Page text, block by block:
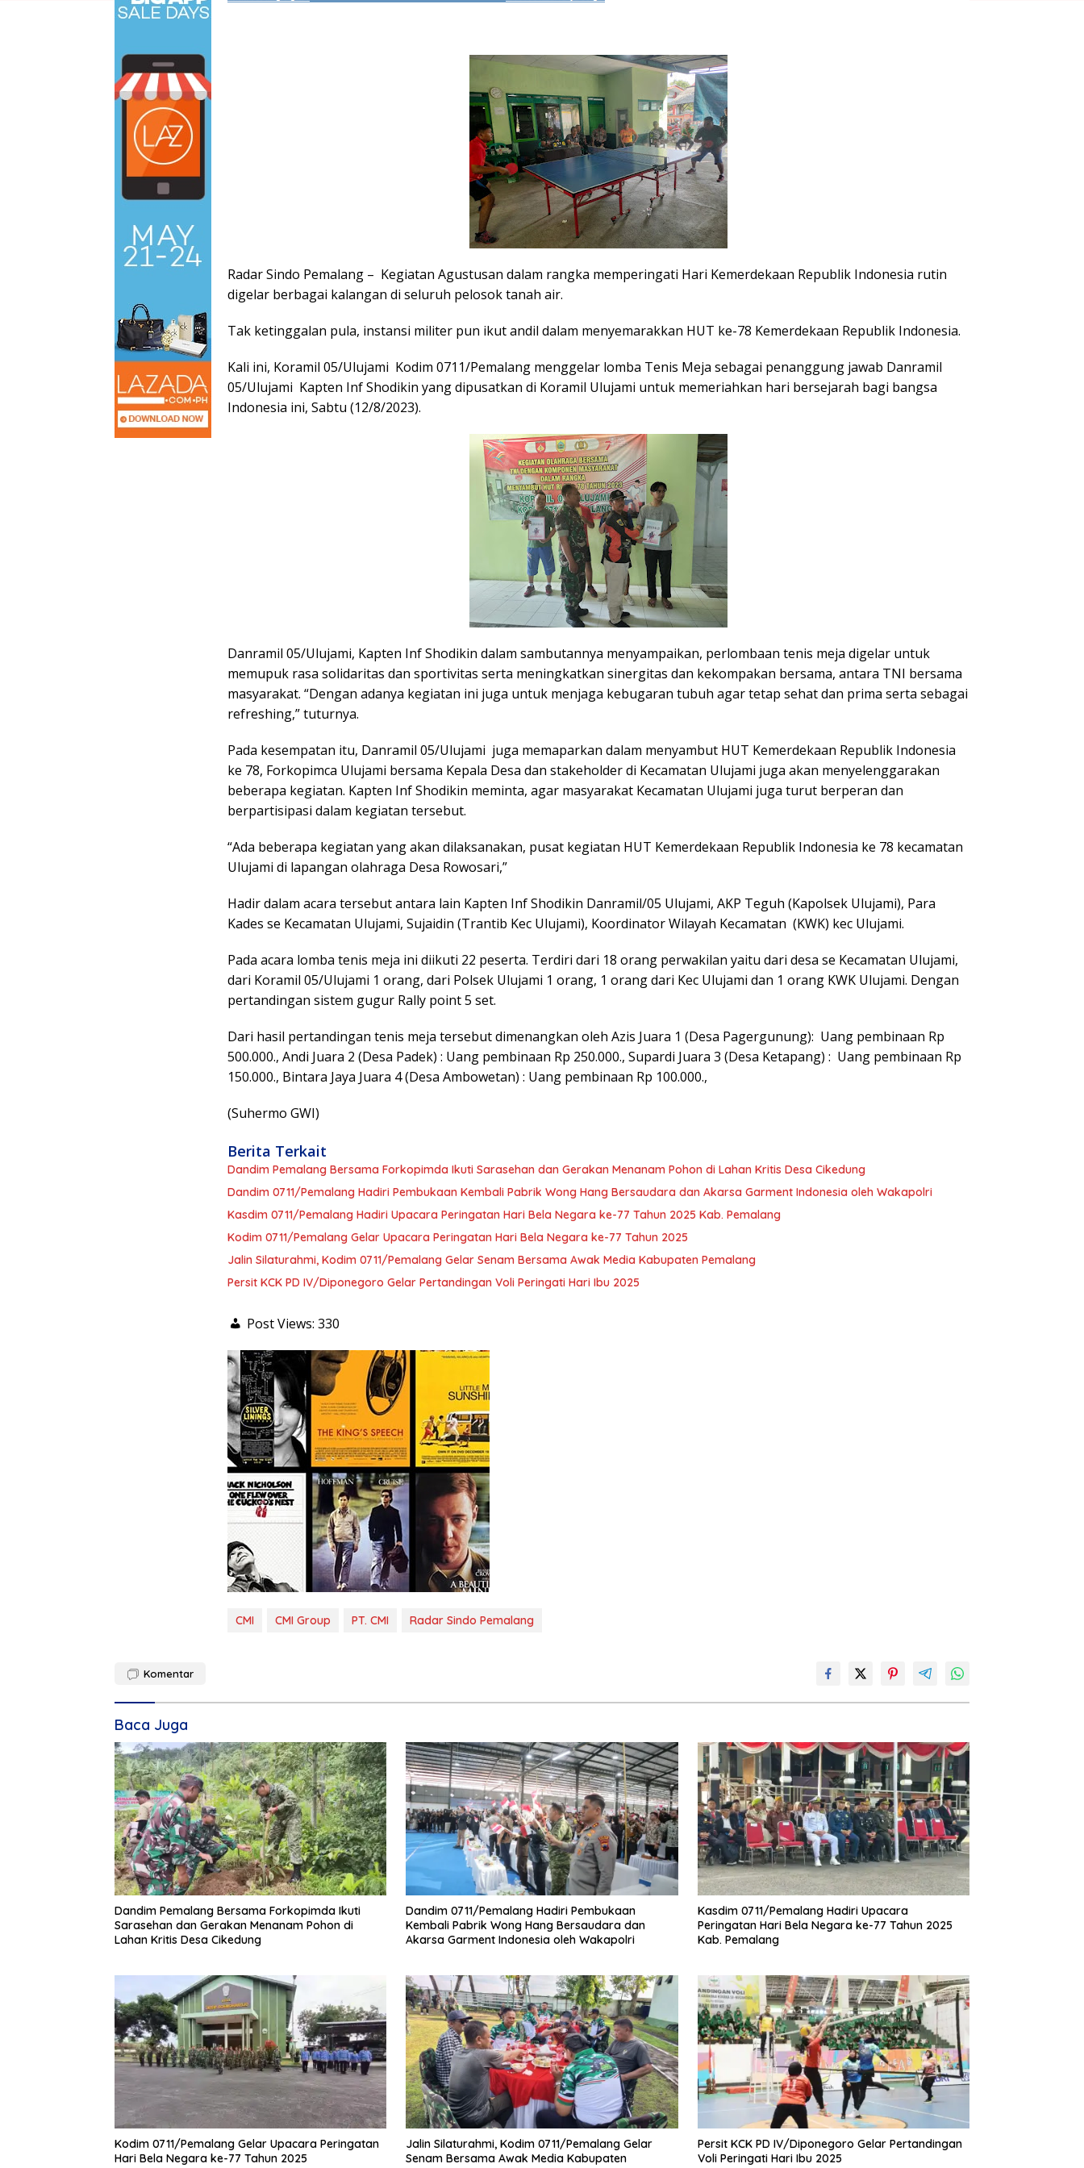
Radar Sindo Pemalang – Kegiatan Agustusan dalam rangka memperingati Hari Kemerdekaan Republik Indonesia rutin
digelar berbagai kalangan di seluruh pelosok tanah air.
Tak ketinggalan pula, instansi militer pun ikut andil dalam menyemarakkan HUT ke-78 Kemerdekaan Republik Indonesia.
Kali ini, Koramil 05/Ulujami Kodim 0711/Pemalang menggelar lomba Tenis Meja sebagai penanggung jawab Danramil
05/Ulujami Kapten Inf Shodikin yang dipusatkan di Koramil Ulujami untuk memeriahkan hari bersejarah bagi bangsa
Indonesia ini, Sabtu (12/8/2023).
Danramil 05/Ulujami, Kapten Inf Shodikin dalam sambutannya menyampaikan, perlombaan tenis meja digelar untuk
memupuk rasa solidaritas dan sportivitas serta meningkatkan sinergitas dan kekompakan bersama, antara TNI bersama
masyarakat. “Dengan adanya kegiatan ini juga untuk menjaga kebugaran tubuh agar tetap sehat dan prima serta sebagai
refreshing,” tuturnya.
Pada kesempatan itu, Danramil 05/Ulujami juga memaparkan dalam menyambut HUT Kemerdekaan Republik Indonesia
ke 78, Forkopimca Ulujami bersama Kepala Desa dan stakeholder di Kecamatan Ulujami juga akan menyelenggarakan
beberapa kegiatan. Kapten Inf Shodikin meminta, agar masyarakat Kecamatan Ulujami juga turut berperan dan
berpartisipasi dalam kegiatan tersebut.
“Ada beberapa kegiatan yang akan dilaksanakan, pusat kegiatan HUT Kemerdekaan Republik Indonesia ke 78 kecamatan
Ulujami di lapangan olahraga Desa Rowosari,”
Hadir dalam acara tersebut antara lain Kapten Inf Shodikin Danramil/05 Ulujami, AKP Teguh (Kapolsek Ulujami), Para
Kades se Kecamatan Ulujami, Sujaidin (Trantib Kec Ulujami), Koordinator Wilayah Kecamatan (KWK) kec Ulujami.
Pada acara lomba tenis meja ini diikuti 22 peserta. Terdiri dari 18 orang perwakilan yaitu dari desa se Kecamatan Ulujami,
dari Koramil 05/Ulujami 1 orang, dari Polsek Ulujami 1 orang, 1 orang dari Kec Ulujami dan 1 orang KWK Ulujami. Dengan
pertandingan sistem gugur Rally point 5 set.
Dari hasil pertandingan tenis meja tersebut dimenangkan oleh Azis Juara 1 (Desa Pagergunung): Uang pembinaan Rp
500.000., Andi Juara 2 (Desa Padek) : Uang pembinaan Rp 250.000., Supardi Juara 3 (Desa Ketapang) : Uang pembinaan Rp
150.000., Bintara Jaya Juara 4 (Desa Ambowetan) : Uang pembinaan Rp 100.000.,
(Suhermo GWI)
Berita Terkait
Dandim Pemalang Bersama Forkopimda Ikuti Sarasehan dan Gerakan Menanam Pohon di Lahan Kritis Desa Cikedung
Dandim 0711/Pemalang Hadiri Pembukaan Kembali Pabrik Wong Hang Bersaudara dan Akarsa Garment Indonesia oleh Wakapolri
Kasdim 0711/Pemalang Hadiri Upacara Peringatan Hari Bela Negara ke-77 Tahun 2025 Kab. Pemalang
Kodim 0711/Pemalang Gelar Upacara Peringatan Hari Bela Negara ke-77 Tahun 2025
Jalin Silaturahmi, Kodim 0711/Pemalang Gelar Senam Bersama Awak Media Kabupaten Pemalang
Persit KCK PD IV/Diponegoro Gelar Pertandingan Voli Peringati Hari Ibu 2025
Post Views: 330
CMI CMI Group PT. CMI Radar Sindo Pemalang
Komentar
Baca Juga
Dandim Pemalang Bersama Forkopimda Ikuti
Sarasehan dan Gerakan Menanam Pohon di
Lahan Kritis Desa Cikedung
Dandim 0711/Pemalang Hadiri Pembukaan
Kembali Pabrik Wong Hang Bersaudara dan
Akarsa Garment Indonesia oleh Wakapolri
Kasdim 0711/Pemalang Hadiri Upacara
Peringatan Hari Bela Negara ke-77 Tahun 2025
Kab. Pemalang
Kodim 0711/Pemalang Gelar Upacara Peringatan
Hari Bela Negara ke-77 Tahun 2025
Jalin Silaturahmi, Kodim 0711/Pemalang Gelar
Senam Bersama Awak Media Kabupaten
Persit KCK PD IV/Diponegoro Gelar Pertandingan
Voli Peringati Hari Ibu 2025